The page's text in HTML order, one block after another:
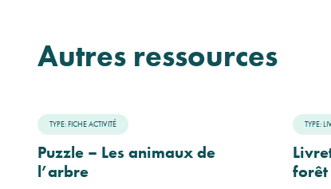
Autres ressources
TYPE: FICHE ACTIVITÉ
Puzzle – Les animaux de
l’arbre
TYPE:
forêt